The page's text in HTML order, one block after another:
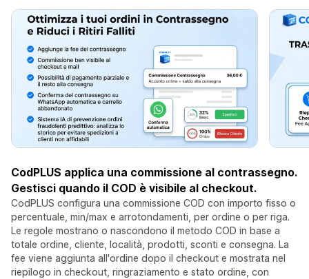
CodPLUS applica una commissione al contrassegno.
Gestisci quando il COD è visibile al checkout.
CodPLUS configura una commissione COD con importo fisso o
percentuale, min/max e arrotondamenti, per ordine o per riga.
Le regole mostrano o nascondono il metodo COD in base a
totale ordine, cliente, località, prodotti, sconti e consegna. La
fee viene aggiunta all'ordine dopo il checkout e mostrata nel
riepilogo in checkout, ringraziamento e stato ordine, con